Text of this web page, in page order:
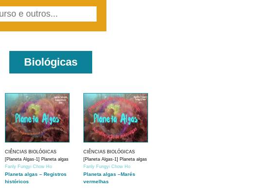
Biológicas
CIÊNCIAS BIOLÓGICAS
[Planeta Algas-1] Planeta algas
Fanly Fungyi Chow Ho
Planeta algas – Registros
históricos
CIÊNCIAS BIOLÓGICAS
[Planeta Algas-1] Planeta algas
Fanly Fungyi Chow Ho
Planeta algas –Marés
vermelhas